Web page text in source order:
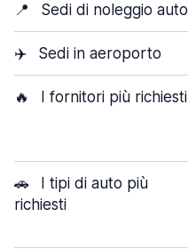
📍 Sedi di noleggio auto
✈️ Sedi in aeroporto
🔥 I fornitori più richiesti
🚗
I tipi di auto più
richiesti